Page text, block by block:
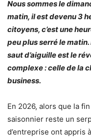
Nous sommes le
matin, il est devenu 3
citoyens, c’est une
peu plus serré le
saut d’aiguille est le
complexe : celle de la
business.
En 2026, alors que la
saisonnier reste un
d’entreprise ont appris